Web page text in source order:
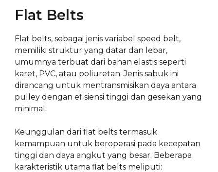
Flat Belts
Flat belts, sebagai jenis variabel speed belt,
memiliki struktur yang datar dan lebar,
umumnya terbuat dari bahan elastis seperti
karet, PVC, atau poliuretan. Jenis sabuk ini
dirancang untuk mentransmisikan daya antara
pulley dengan efisiensi tinggi dan gesekan yang
minimal.
Keunggulan dari flat belts termasuk
kemampuan untuk beroperasi pada kecepatan
tinggi dan daya angkut yang besar. Beberapa
karakteristik utama flat belts meliputi: